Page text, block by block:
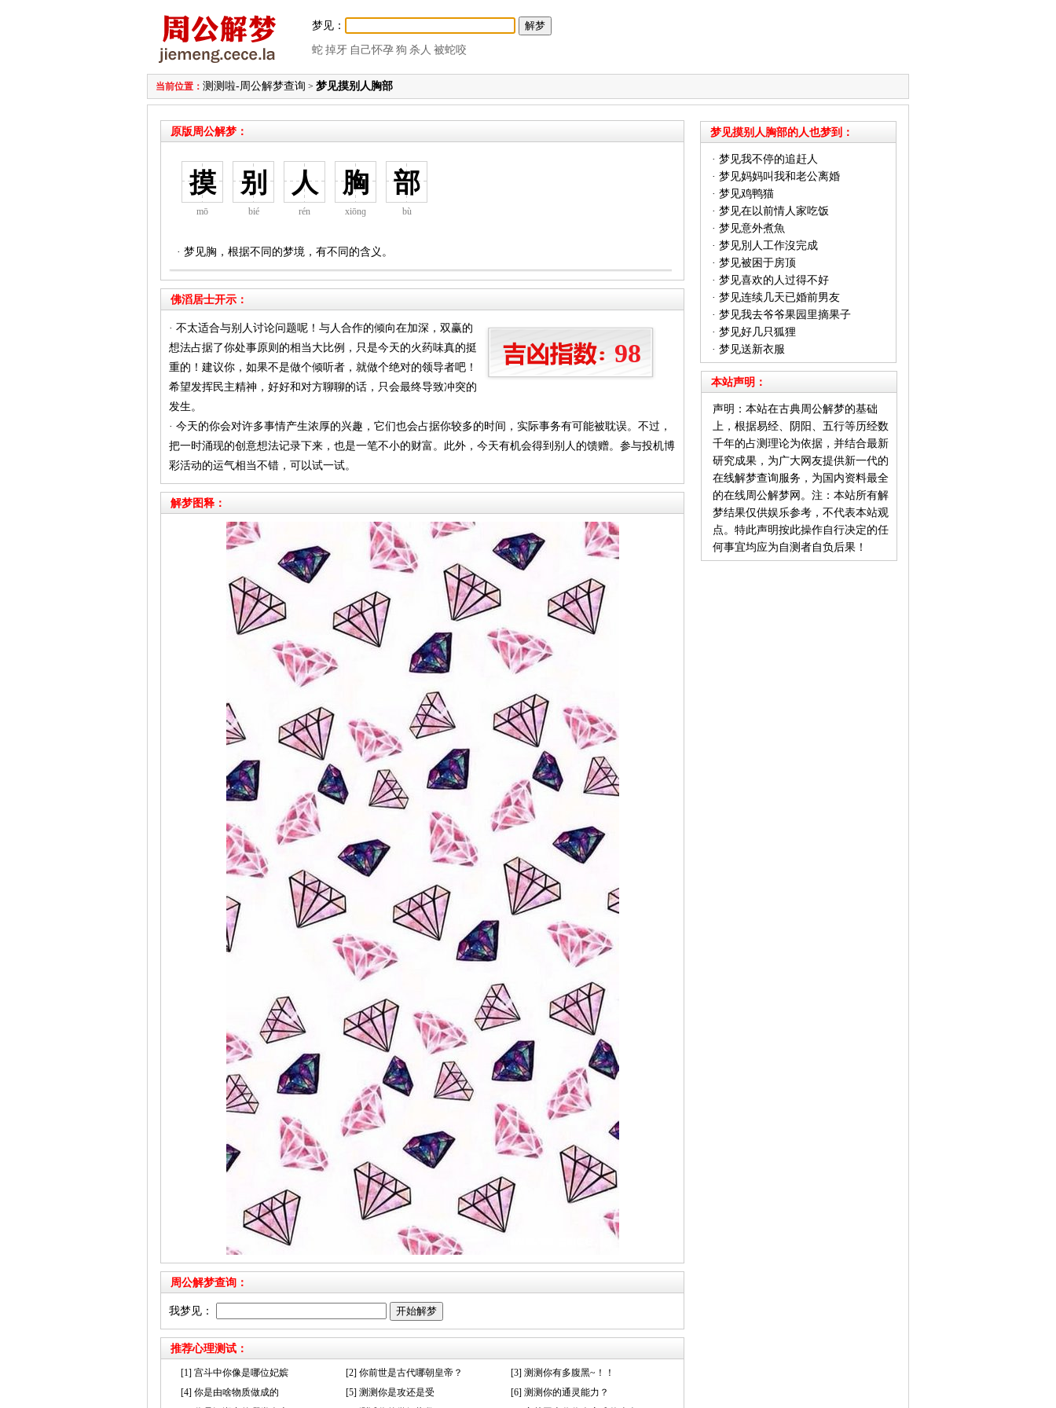
梦见：
蛇 掉牙 自己怀孕 狗 杀人 被蛇咬
当前位置： 测测啦-周公解梦查询 > 梦见摸别人胸部
原版周公解梦：
摸
mō
别
bié
人
rén
胸
xiōnɡ
部
bù
· 梦见胸，根据不同的梦境，有不同的含义。
佛滔居士开示：
98
· 不太适合与别人讨论问题呢！与人合作的倾向在加深，双赢的
想法占据了你处事原则的相当大比例，只是今天的火药味真的挺
重的！建议你，如果不是做个倾听者，就做个绝对的领导者吧！
希望发挥民主精神，好好和对方聊聊的话，只会最终导致冲突的
发生。
· 今天的你会对许多事情产生浓厚的兴趣，它们也会占据你较多的时间，实际事务有可能被耽误。不过，
把一时涌现的创意想法记录下来，也是一笔不小的财富。此外，今天有机会得到别人的馈赠。参与投机博
彩活动的运气相当不错，可以试一试。
解梦图释：
周公解梦查询：
我梦见：
推荐心理测试：
[1] 宫斗中你像是哪位妃嫔 [2] 你前世是古代哪朝皇帝？
[3] 测测你有多腹黑~！！
[4] 你是由啥物质做成的
[5] 测测你是攻还是受
[6] 测测你的通灵能力？
梦见摸别人胸部的人也梦到：
· 梦见我不停的追赶人
· 梦见妈妈叫我和老公离婚
· 梦见鸡鸭猫
· 梦见在以前情人家吃饭
· 梦见意外煮魚
· 梦见別人工作沒完成
· 梦见被困于房顶
· 梦见喜欢的人过得不好
· 梦见连续几天已婚前男友
· 梦见我去爷爷果园里摘果子
· 梦见好几只狐狸
· 梦见送新衣服
本站声明：
声明：本站在古典周公解梦的基础
上，根据易经、阴阳、五行等历经数
千年的占测理论为依据，并结合最新
研究成果，为广大网友提供新一代的
在线解梦查询服务，为国内资料最全
的在线周公解梦网。注：本站所有解
梦结果仅供娱乐参考，不代表本站观
点。特此声明按此操作自行决定的任
何事宜均应为自测者自负后果！